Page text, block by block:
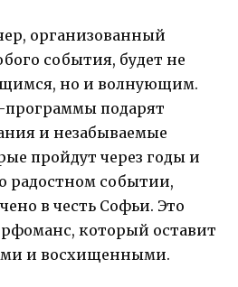
организованный
события, будет не
но и волнующим.
подарят
и незабываемые
пройдут через годы и
радостном событии,
в честь Софьи. Это
который оставит
и восхищенными.